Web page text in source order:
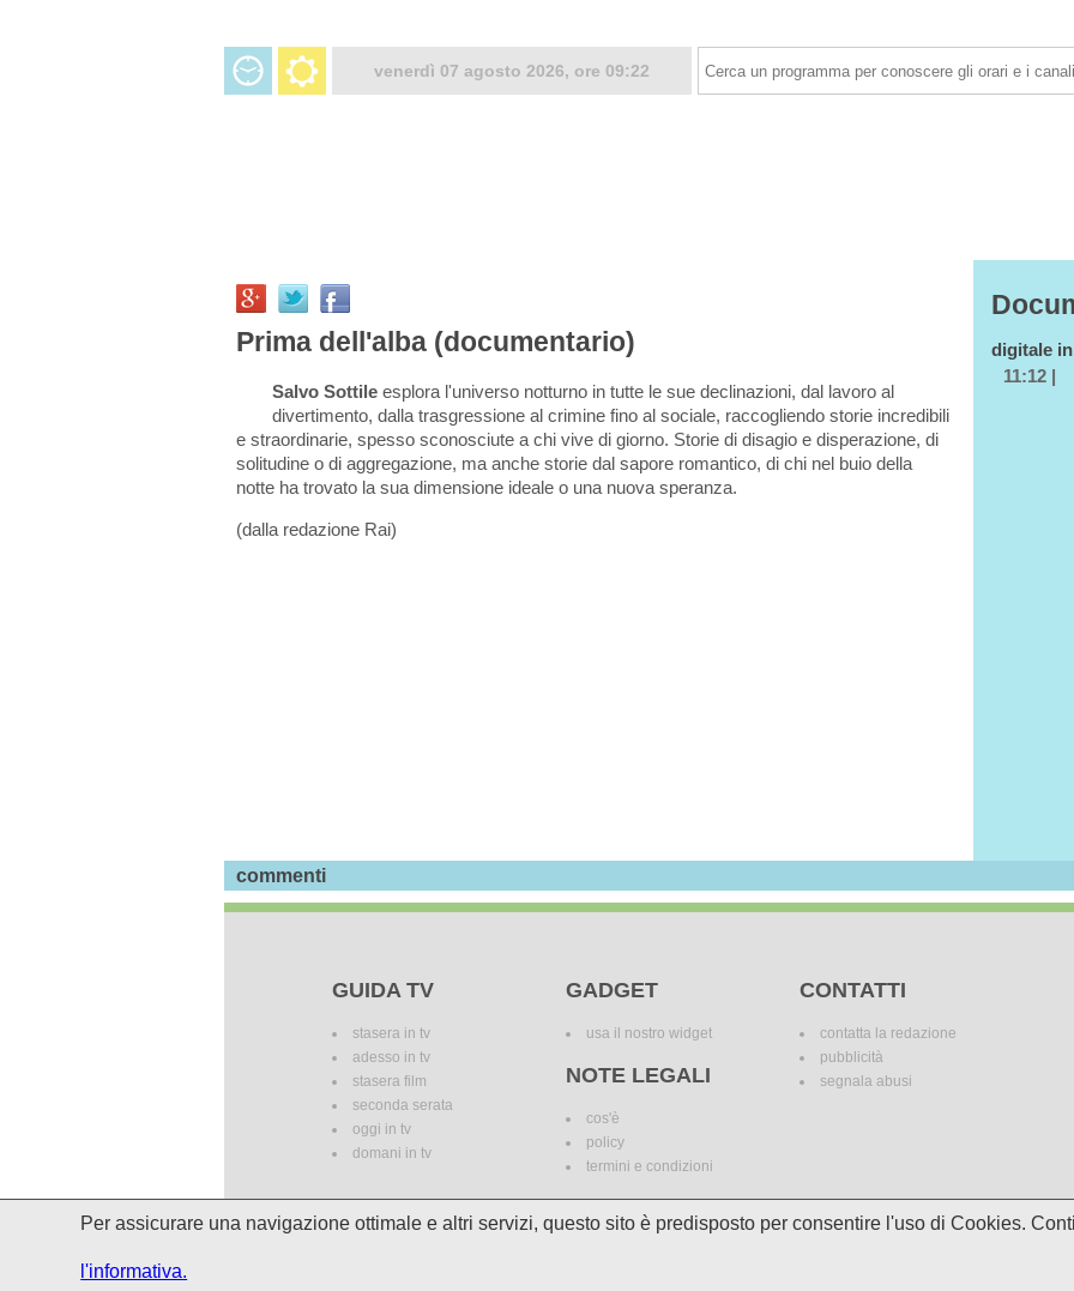
venerdì 07 agosto 2026, ore 09:22
Prima dell'alba (documentario)
Salvo Sottile esplora l'universo notturno in tutte le sue declinazioni, dal lavoro al
divertimento, dalla trasgressione al crimine fino al sociale, raccogliendo storie incredibili
e straordinarie, spesso sconosciute a chi vive di giorno. Storie di disagio e disperazione, di
solitudine o di aggregazione, ma anche storie dal sapore romantico, di chi nel buio della
notte ha trovato la sua dimensione ideale o una nuova speranza.
(dalla redazione Rai)
digitale
11:12 |
commenti
GUIDA TV
stasera in tv
adesso in tv
stasera film
seconda serata
oggi in tv
domani in tv
GADGET
usa il nostro widget
NOTE LEGALI
cos'è
policy
termini e condizioni
CONTATTI
contatta la redazione
pubblicità
segnala abusi
I palinsesti potrebbero subire delle variazioni. I marchi dei canali televisivi appartengono ai legittimi proprietari. Le
incomplete e/o errate.
Per assicurare una navigazione ottimale e altri servizi, questo sito è predisposto per consentire l'uso di Cookies.
l'informativa.